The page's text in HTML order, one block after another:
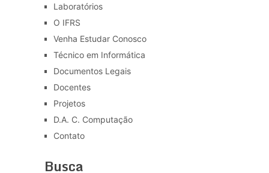
Laboratórios
O IFRS
Venha Estudar Conosco
Técnico em Informática
Documentos Legais
Docentes
Projetos
D.A. C. Computação
Contato
Busca